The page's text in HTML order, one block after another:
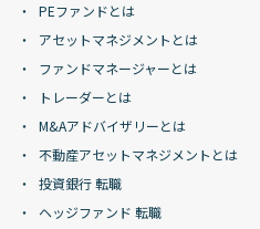
PEファンドとは
アセットマネジメントとは
ファンドマネージャーとは
トレーダーとは
M&Aアドバイザリーとは
不動産アセットマネジメントとは
投資銀行 転職
ヘッジファンド 転職